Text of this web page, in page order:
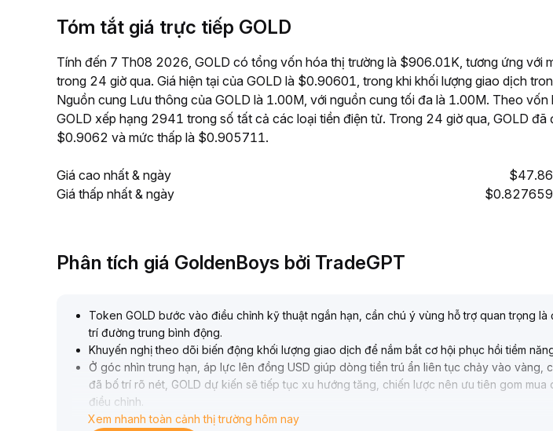
Tóm tắt giá trực tiếp GOLD
Tính đến 7 Th08 2026, GOLD có tổng vốn hóa thị trường là $906.01K, tương ứng với
trong 24 giờ qua. Giá hiện tại của GOLD là $0.90601, trong khi khối lượng giao dịch
Nguồn cung Lưu thông của GOLD là 1.00M, với nguồn cung tối đa là 1.00M. Theo vốn
GOLD xếp hạng 2941 trong số tất cả các loại tiền điện tử. Trong 24 giờ qua, GOLD đã
$0.9062 và mức thấp là $0.905711.
Giá cao nhất & ngày
Giá thấp nhất & ngày
Phân tích giá GoldenBoys bởi TradeGPT
Token GOLD bước vào điều chỉnh kỹ thuật ngắn hạn, cần chú ý vùng hỗ trợ quan trọng
trí đường trung bình động.
Khuyến nghị theo dõi biến động khối lượng giao dịch để nắm bắt cơ hội phục hồi tiềm
Ở góc nhìn trung hạn, áp lực lên đồng USD giúp dòng tiền trú ẩn liên tục chảy vào vàng,
đã bố trí rõ nét, GOLD dự kiến sẽ tiếp tục xu hướng tăng, chiến lược nên ưu tiên gom mua
điều chỉnh
Về dài hạn, cần lưu ý rủi ro từ công nghệ mới thúc đẩy nguồn cung vàng và làm suy yếu
Xem nhanh toàn cảnh thị trường hôm nay